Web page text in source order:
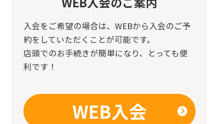
入会をご希望の場合は、 WEBから入会のご予
約をしていただくことが可能です。
店頭でのお手続きが簡単になり、とっても便
利です！
WEB入会